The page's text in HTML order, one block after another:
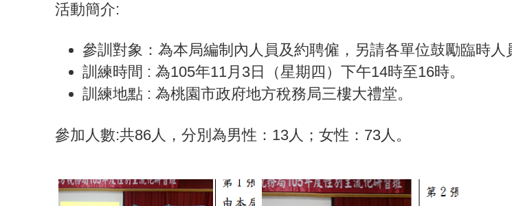
活動簡介:
參訓對象：為本局編制內人員及約聘僱，另請各單位鼓勵臨時人
訓練時間 : 為105年11月3日（星期四）下午14時至16時。
訓練地點 : 為桃園市政府地方稅務局三樓大禮堂。
參加人數:共86人，分別為男性：13人；女性：73人。